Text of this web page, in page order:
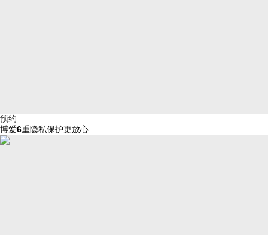
预约
博爱6重隐私保护更放心